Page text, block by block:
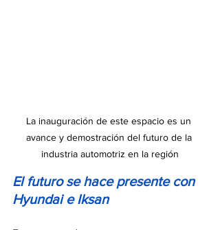
La inauguración de este espacio es un
avance y demostración del futuro de la
industria automotriz en la región
El futuro se hace presente con
Hyundai e Iksan